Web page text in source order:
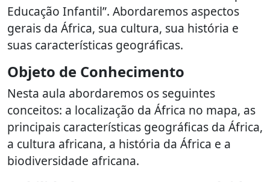
Educação Infantil”. Abordaremos aspectos
gerais da África, sua cultura, sua história e
suas características geográficas.
Objeto de Conhecimento
Nesta aula abordaremos os seguintes
conceitos: a localização da África no mapa, as
principais características geográficas da África,
a cultura africana, a história da África e a
biodiversidade africana.